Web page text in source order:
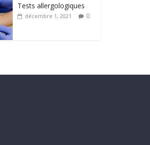
Tests allergologiques
décembre 1, 2021 0